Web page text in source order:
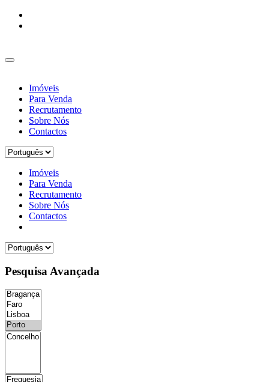
Imóveis
Para Venda
Recrutamento
Sobre Nós
Contactos
Imóveis
Para Venda
Recrutamento
Sobre Nós
Contactos
Pesquisa Avançada